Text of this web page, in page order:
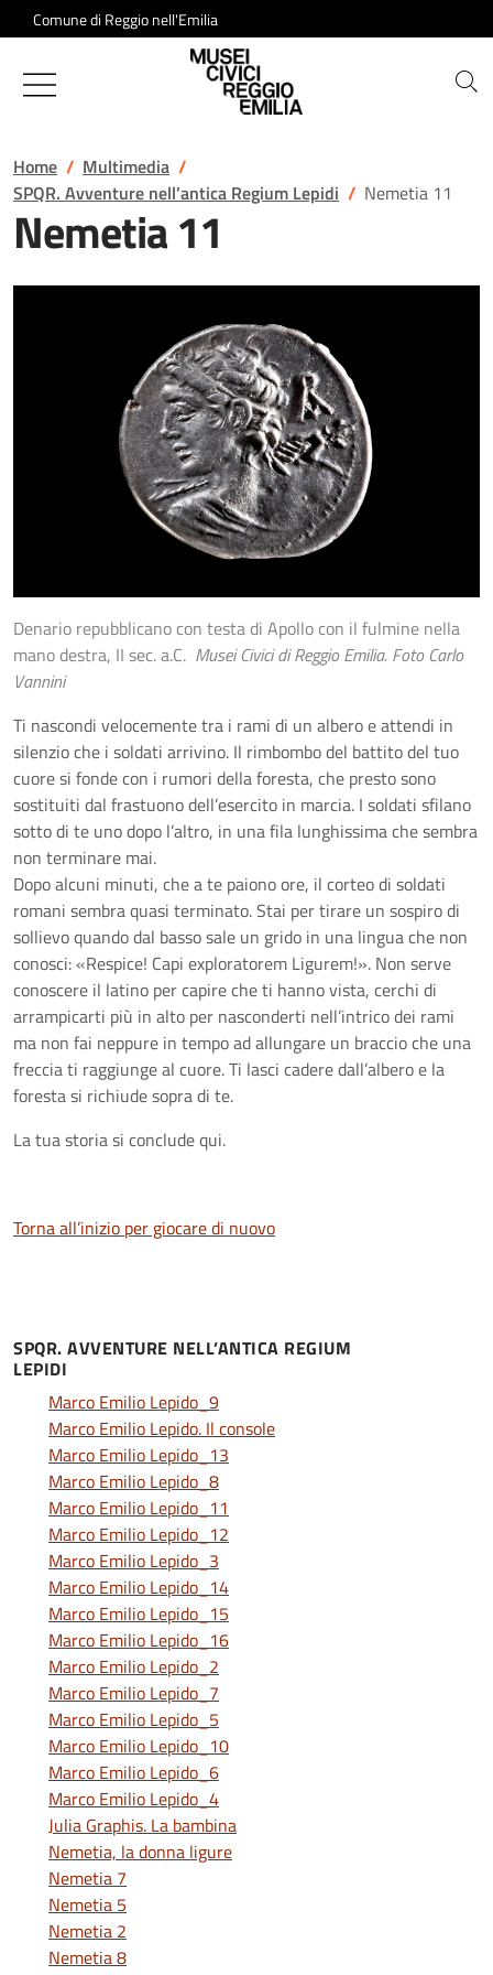
Salta al contenuto
Comune di Reggio nell'Emilia
Musei Civici di Reggio Emilia
Home
Multimedia
SPQR. Avventure nell’antica Regium Lepidi
Nemetia 11
Nemetia 11
Denario repubblicano con testa di Apollo con il fulmine nella
mano destra, II sec. a.C. Musei Civici di Reggio Emilia. Foto Carlo
Vannini
Ti nascondi velocemente tra i rami di un albero e attendi in
silenzio che i soldati arrivino. Il rimbombo del battito del tuo
cuore si fonde con i rumori della foresta, che presto sono
sostituiti dal frastuono dell’esercito in marcia. I soldati sfilano
sotto di te uno dopo l’altro, in una fila lunghissima che sembra
non terminare mai.
Dopo alcuni minuti, che a te paiono ore, il corteo di soldati
romani sembra quasi terminato. Stai per tirare un sospiro di
sollievo quando dal basso sale un grido in una lingua che non
conosci: «Respice! Capi exploratorem Ligurem!». Non serve
conoscere il latino per capire che ti hanno vista, cerchi di
arrampicarti più in alto per nasconderti nell’intrico dei rami
ma non fai neppure in tempo ad allungare un braccio che una
freccia ti raggiunge al cuore. Ti lasci cadere dall’albero e la
foresta si richiude sopra di te.
La tua storia si conclude qui.
Torna all’inizio per giocare di nuovo
SPQR. AVVENTURE NELL’ANTICA REGIUM
LEPIDI
Marco Emilio Lepido_9
Marco Emilio Lepido. Il console
Marco Emilio Lepido_13
Marco Emilio Lepido_8
Marco Emilio Lepido_11
Marco Emilio Lepido_12
Marco Emilio Lepido_3
Marco Emilio Lepido_14
Marco Emilio Lepido_15
Marco Emilio Lepido_16
Marco Emilio Lepido_2
Marco Emilio Lepido_7
Marco Emilio Lepido_5
Marco Emilio Lepido_10
Marco Emilio Lepido_6
Marco Emilio Lepido_4
Julia Graphis. La bambina
Nemetia, la donna ligure
Nemetia 7
Nemetia 5
Nemetia 2
Nemetia 8